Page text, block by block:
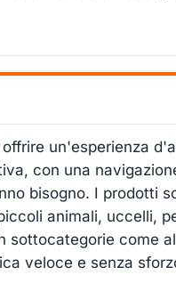
un'esperienza
con una
bisogno. I prodotti
animali, uccelli,
sottocategorie come
veloce e senza